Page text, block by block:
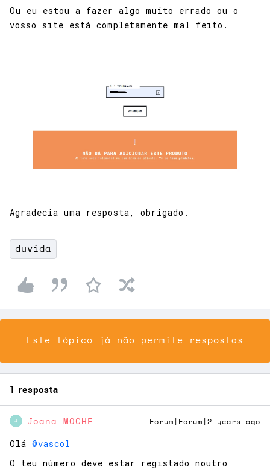
Ou eu estou a fazer algo muito errado ou o
vosso site está completamente mal feito.
Agradecia uma resposta, obrigado.
duvida
Este tópico já não permite respostas
1 resposta
J Joana_MOCHE Forum|Forum|2 years ago
Olá @vascol
O teu número deve estar registado noutro